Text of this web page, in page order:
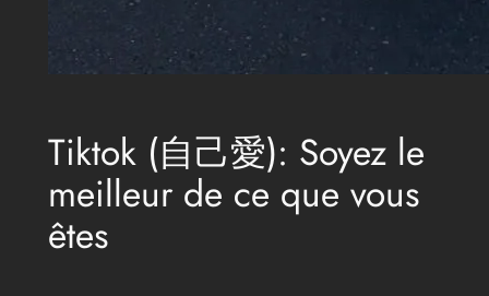
Tiktok (自己愛): Soyez le
meilleur de ce que vous
êtes